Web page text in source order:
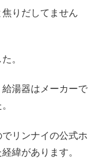
りだしてません
。
湯器はメーカーで
リンナイの公式ホ
緯があります。